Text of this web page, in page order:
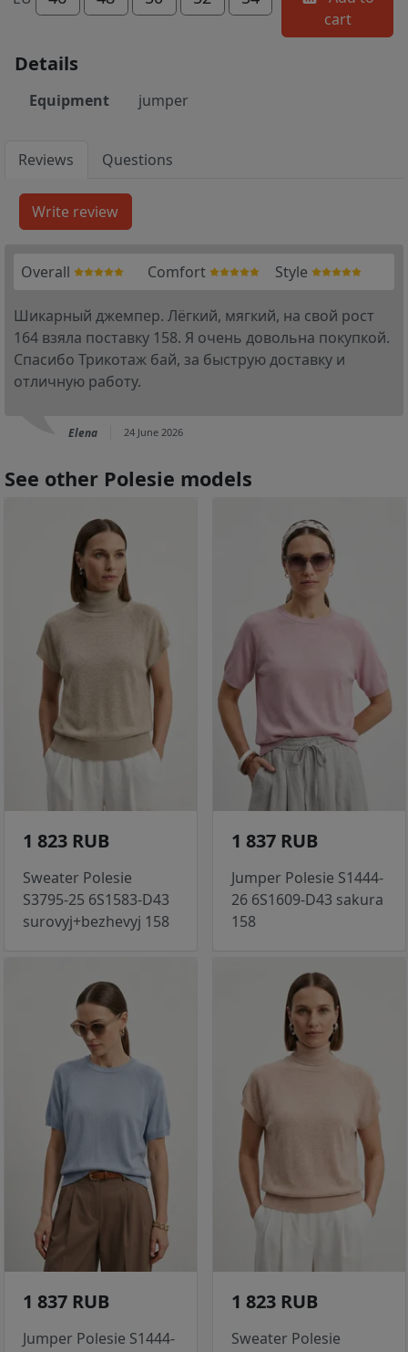
cart
Details
Equipment jumper
Reviews Questions
Overall Comfort Style
Шикарный джемпер. Лёгкий, мягкий, на свой рост
164 взяла поставку 158. Я очень довольна покупкой.
Спасибо Трикотаж бай, за быструю доставку и
отличную работу.
Elena 24 June 2026
See other Polesie models
1 823 RUB
Sweater Polesie
S3795-25 6S1583-D43
surovyj+bezhevyj 158
1 837 RUB
Jumper Polesie S1444-
26 6S1609-D43 sakura
158
1 837 RUB
Jumper Polesie S1444-
1 823 RUB
Sweater Polesie